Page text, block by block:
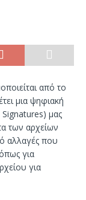
από το
μια ψηφιακή
μας
των αρχείων
αλλαγές που
για
για